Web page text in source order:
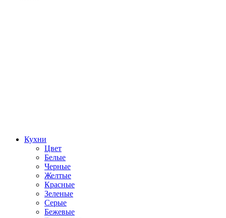
Кухни
Цвет
Белые
Черные
Желтые
Красные
Зеленые
Серые
Бежевые